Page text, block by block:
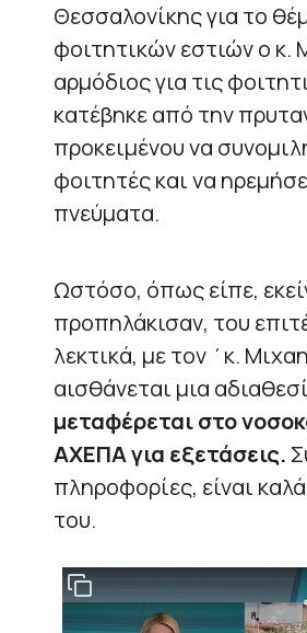
Θεσσαλονίκης για το
φοιτητικών εστιών ο κ.
αρμόδιος για τις
κατέβηκε από την
προκειμένου να
φοιτητές και να
πνεύματα.
Ωστόσο, όπως είπε,
προπηλάκισαν, του
λεκτικά, με τον ΄κ.
αισθάνεται μια
μεταφέρεται στο
ΑΧΕΠΑ για εξετάσεις.
πληροφορίες, είναι
του.